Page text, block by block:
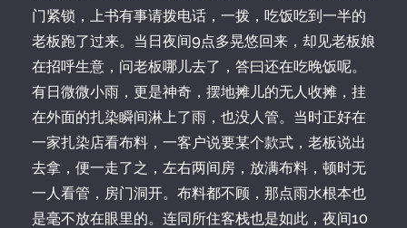
门紧锁，上书有事请拨电话，一拨，吃饭吃到一半的
老板跑了过来。当日夜间9点多晃悠回来，却见老板娘
在招呼生意，问老板哪儿去了，答曰还在吃晚饭呢。
有日微微小雨，更是神奇，摆地摊儿的无人收摊，挂
在外面的扎染瞬间淋上了雨，也没人管。当时正好在
一家扎染店看布料，一客户说要某个款式，老板说出
去拿，便一走了之，左右两间房，放满布料，顿时无
一人看管，房门洞开。布料都不顾，那点雨水根本也
是毫不放在眼里的。连同所住客栈也是如此，夜间10